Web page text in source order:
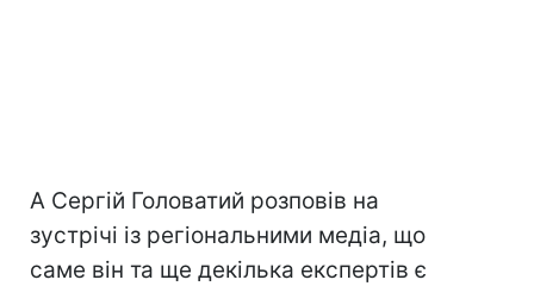
А Сергій Головатий розповів на
зустрічі із регіональними медіа, що
саме він та ще декілька експертів є